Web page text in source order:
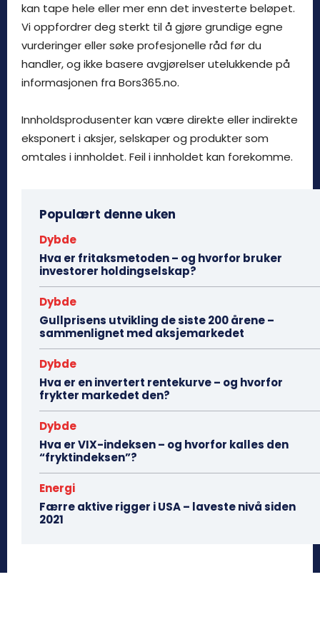
kan tape hele eller mer enn det investerte beløpet.
Vi oppfordrer deg sterkt til å gjøre grundige egne
vurderinger eller søke profesjonelle råd før du
handler, og ikke basere avgjørelser utelukkende på
informasjonen fra Bors365.no.
Innholdsprodusenter kan være direkte eller indirekte
eksponert i aksjer, selskaper og produkter som
omtales i innholdet. Feil i innholdet kan forekomme.
Populært denne uken
Dybde
Hva er fritaksmetoden – og hvorfor bruker
investorer holdingselskap?
Dybde
Gullprisens utvikling de siste 200 årene –
sammenlignet med aksjemarkedet
Dybde
Hva er en invertert rentekurve – og hvorfor
frykter markedet den?
Dybde
Hva er VIX-indeksen – og hvorfor kalles den
“fryktindeksen”?
Energi
Færre aktive rigger i USA – laveste nivå siden
2021